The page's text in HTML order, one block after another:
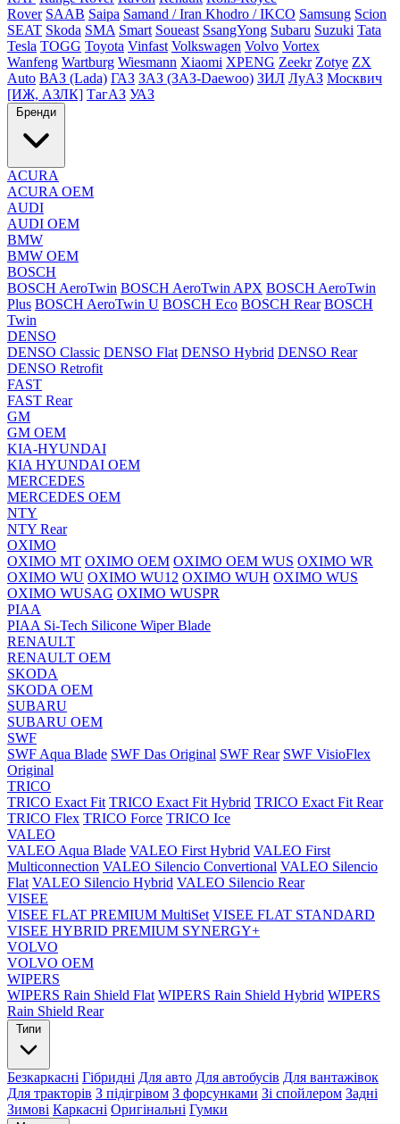
Rover SAAB Saipa Samand / Iran Khodro / IKCO Samsung Scion
SEAT Skoda SMA Smart Soueast SsangYong Subaru Suzuki Tata
Tesla TOGG Toyota Vinfast Volkswagen Volvo Vortex
Wanfeng Wartburg Wiesmann Xiaomi XPENG Zeekr Zotye ZX
Auto ВАЗ (Lada) ГАЗ ЗАЗ (ЗАЗ-Daewoo) ЗИЛ ЛуАЗ Москвич
[ИЖ, АЗЛК] ТагАЗ УАЗ
Бренди
ACURA
ACURA OEM
AUDI
AUDI OEM
BMW
BMW OEM
BOSCH
BOSCH AeroTwin BOSCH AeroTwin APX BOSCH AeroTwin
Plus BOSCH AeroTwin U BOSCH Eco BOSCH Rear BOSCH
Twin
DENSO
DENSO Classic DENSO Flat DENSO Hybrid DENSO Rear
DENSO Retrofit
FAST
FAST Rear
GM
GM OEM
KIA-HYUNDAI
KIA HYUNDAI OEM
MERCEDES
MERCEDES OEM
NTY
NTY Rear
OXIMO
OXIMO MT OXIMO OEM OXIMO OEM WUS OXIMO WR
OXIMO WU OXIMO WU12 OXIMO WUH OXIMO WUS
OXIMO WUSAG OXIMO WUSPR
PIAA
PIAA Si-Tech Silicone Wiper Blade
RENAULT
RENAULT OEM
SKODA
SKODA OEM
SUBARU
SUBARU OEM
SWF
SWF Aqua Blade SWF Das Original SWF Rear SWF VisioFlex
Original
TRICO
TRICO Exact Fit TRICO Exact Fit Hybrid TRICO Exact Fit Rear
TRICO Flex TRICO Force TRICO Ice
VALEO
VALEO Aqua Blade VALEO First Hybrid VALEO First
Multiconnection VALEO Silencio Convertional VALEO Silencio
Flat VALEO Silencio Hybrid VALEO Silencio Rear
VISEE
VISEE FLAT PREMIUM MultiSet VISEE FLAT STANDARD
VISEE HYBRID PREMIUM SYNERGY+
VOLVO
VOLVO OEM
WIPERS
WIPERS Rain Shield Flat WIPERS Rain Shield Hybrid WIPERS
Rain Shield Rear
Типи
Безкаркасні Гібридні Для авто Для автобусів Для вантажівок
Для тракторів З підігрівом З форсунками Зі спойлером Задні
Зимові Каркасні Оригінальні Гумки